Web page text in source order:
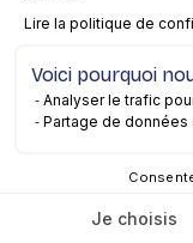
côté serveur
depotentiels
effet s’assurer
Le Static-Site
Lire la politique de
Voici pourquoi
Analyser le trafic
Partage de données
Je choisis